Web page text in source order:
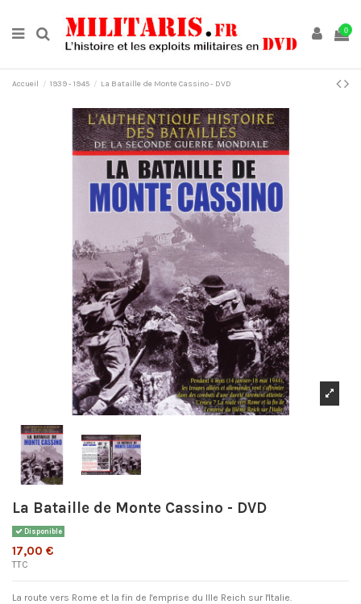
0
Accueil 1939 - 1945 La Bataille de Monte Cassino - DVD
La Bataille de Monte Cassino - DVD
Disponible
17,00 €
TTC
La route vers Rome et la fin de l'emprise du IIIe Reich sur l'Italie.